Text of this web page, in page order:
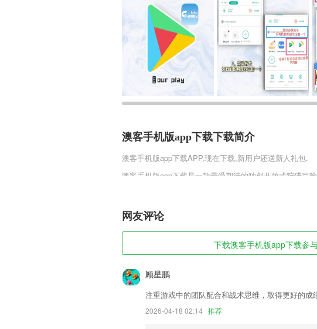
澳客手机版app下载下载简介
澳客手机版app下载APP,现在下载,新用户还送新人礼包.
澳客手机版app下载是一款最受期待的独创开放式狩猎冒
途，狩猎大陆也出现了新的危机之地，只有经过百战的
进!
1,腾讯，新浪微博，QQ，微信，豆阴，快手等移动好友
2,能够对各种目标文件一键进行脱壳，支持批量操作，十分
3,根据自身需求选择题型、难度等进行组卷练习。
4,随时可以收藏2265用户自己喜欢的资讯信息，创建收藏
网友评论
下载澳客手机版app下载参
顾星鹏
注重游戏中的团队配合和战术思维，取得更好的成
2026-04-18 02:14 推荐